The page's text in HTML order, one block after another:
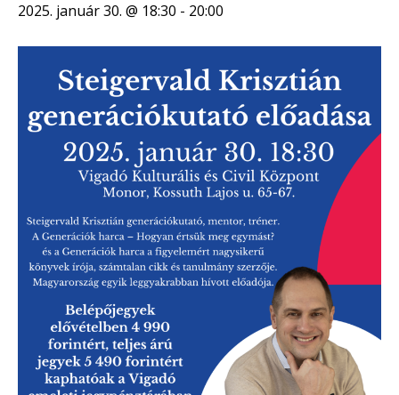
2025. január 30. @ 18:30 - 20:00